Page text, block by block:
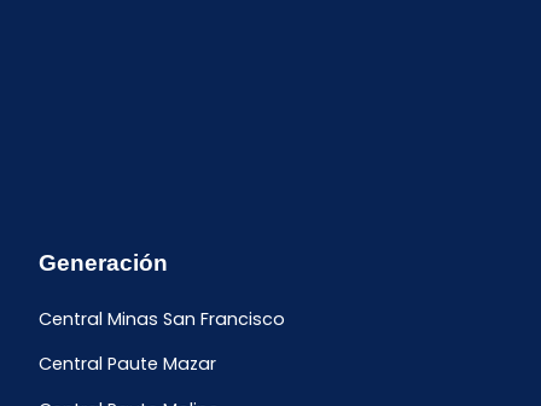
Generación
Central Minas San Francisco
Central Paute Mazar